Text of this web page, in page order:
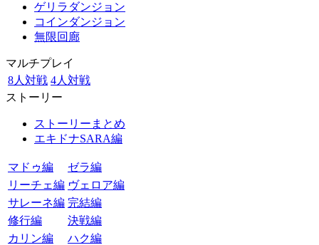
ゲリラダンジョン
コインダンジョン
無限回廊
マルチプレイ
8人対戦 4人対戦
ストーリー
ストーリーまとめ
エキドナSARA編
マドゥ編
ゼラ編
リーチェ編 ヴェロア編
サレーネ編 完結編
修行編
決戦編
カリン編
ハク編